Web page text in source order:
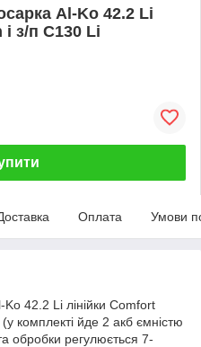
Al-Ko 42.2 Li
з/п C130 Li
Оплата Умови
42.2 Li лінійки Comfort
комплекті йде 2 акб ємністю
обробки регулюється 7-